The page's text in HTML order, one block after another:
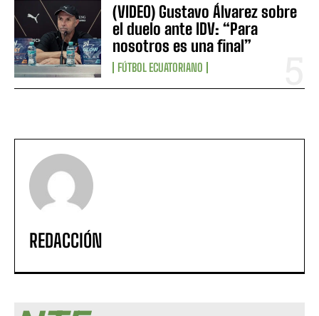
(VIDEO) Gustavo Álvarez sobre
el duelo ante IDV: “Para
nosotros es una final”
FÚTBOL ECUATORIANO
REDACCIÓN